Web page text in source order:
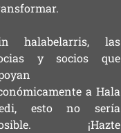
halabelarris, las
y socios que
a Hala
esto no sería
¡Hazte